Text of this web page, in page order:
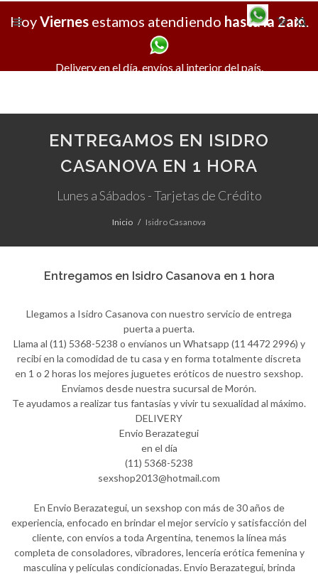
X
HoyViernesestamos atendiendo hasta la 2am.
Delivery en el día, envíos al interior del país.
ENTREGAMOS EN ISIDRO
CASANOVA EN 1 HORA
Lunes a Sábados - Tarjetas de Crédito
Inicio Isidro Casanova
Entregamos en Isidro Casanova en 1 hora
Llegamos a Isidro Casanova con nuestro servicio de entrega
puerta a puerta.
Llama al (11) 5368-5238 o envíanos un Whatsapp (11 4472 2996) y
recibí en la comodidad de tu casa y en forma totalmente discreta
en 1 o 2 horas los mejores juguetes eróticos de nuestro sexshop.
Enviamos desde nuestra sucursal de Morón.
Te ayudamos a realizar tus fantasías y vivir tu sexualidad al máximo.
DELIVERY
Envio Berazategui
en el día
(11) 5368-5238
sexshop2013@hotmail.com
En Envio Berazategui, un sexshop con más de 30 años de
experiencia, enfocado en brindar el mejor servicio y satisfacción del
cliente, con envíos a toda Argentina, tenemos la línea más
completa de consoladores, vibradores, lencería erótica femenina y
masculina y películas condicionadas. Envio Berazategui, brinda